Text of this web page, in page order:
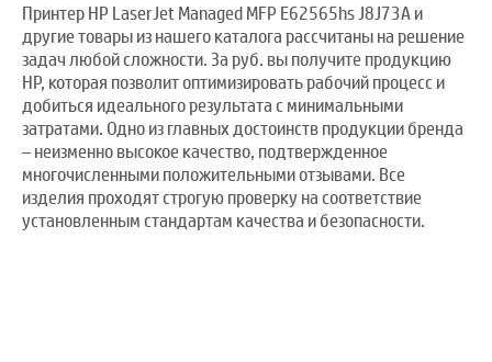
Принтер HP LaserJet Managed MFP E62565hs J8J73A и
другие товары из нашего каталога рассчитаны на решение
задач любой сложности. За руб. вы получите продукцию
HP, которая позволит оптимизировать рабочий процесс и
добиться идеального результата с минимальными
затратами. Одно из главных достоинств продукции бренда
– неизменно высокое качество, подтвержденное
многочисленными положительными отзывами. Все
изделия проходят строгую проверку на соответствие
установленным стандартам качества и безопасности.